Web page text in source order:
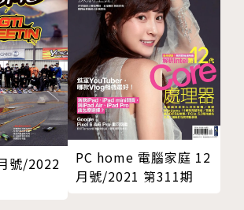
制擴散 公有雲服務模式加速變化
市 伺服器品牌商正面對決公有雲業者
式為買斷銷售，然面對公有雲服務的
品牌商陸續提供伺服器訂閱制，允許
號/2022
PC home 電腦家庭 12
月號/2021 第311期